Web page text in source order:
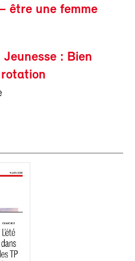
être une femme
: Bien